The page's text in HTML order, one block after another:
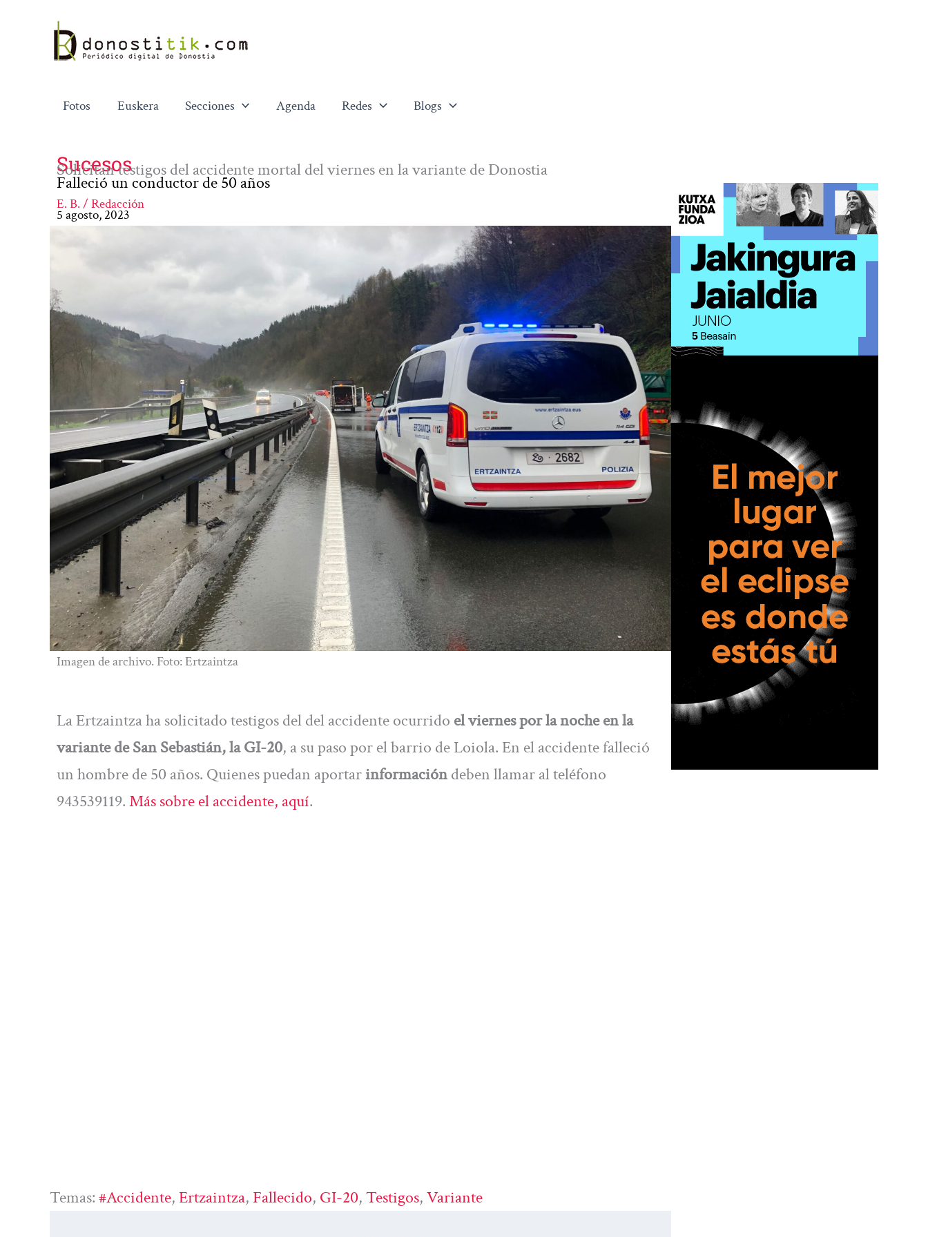
contenido
Fotos Euskera Secciones Agenda Redes Blogs
Sucesos
Solicitan testigos del accidente mortal del viernes en la variante de Donostia
Falleció un conductor de 50 años
E. B. / Redacción
5 agosto, 2023
Imagen de archivo. Foto: Ertzaintza
La Ertzaintza ha solicitado testigos del del accidente ocurrido el viernes por la noche en la
variante de San Sebastián, la GI-20, a su paso por el barrio de Loiola. En el accidente falleció
un hombre de 50 años. Quienes puedan aportarinformacióndeben llamar al teléfono
943539119.Más sobre el accidente, aquí.
Temas:#accidente, Ertzaintza, Fallecido, GI-20, Testigos, Variante